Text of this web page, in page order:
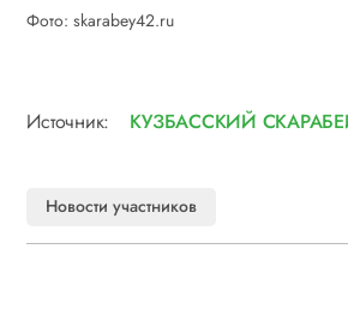
Фото: skarabey42.ru
Источник: КУЗБАССКИЙ
Новости участников